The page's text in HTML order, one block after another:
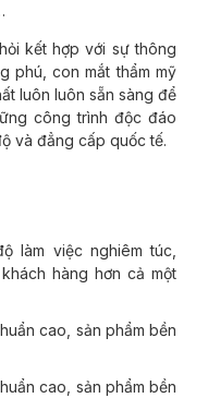
kết hợp với sự thông
phú, con mắt thẩm mỹ
luôn luôn sẵn sàng để
công trình độc đáo
và đẳng cấp quốc tế.
làm việc nghiêm túc,
hàng hơn cả một
cao, sản phẩm bền
cao, sản phẩm bền